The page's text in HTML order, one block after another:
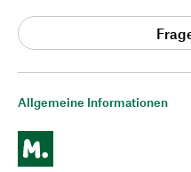
Allgemeine Informationen